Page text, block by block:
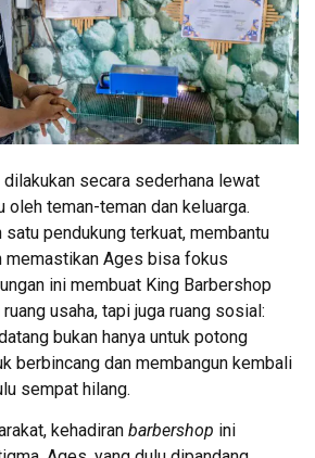
dilakukan secara sederhana lewat
teman-teman dan keluarga.
satu pendukung terkuat, membantu
memastikan Ages bisa fokus
ini membuat King Barbershop
usaha, tapi juga ruang sosial:
bukan hanya untuk potong
berbincang dan membangun kembali
sempat hilang.
kehadiran barbershop ini